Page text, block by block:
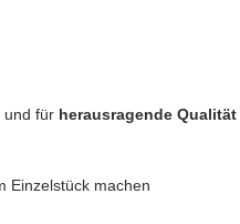
und für herausragende Qualität
Einzelstück machen